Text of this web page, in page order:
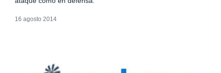
16 agosto 2014